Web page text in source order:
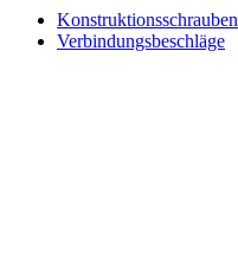
Konstruktionsschrauben
Verbindungsbeschläge